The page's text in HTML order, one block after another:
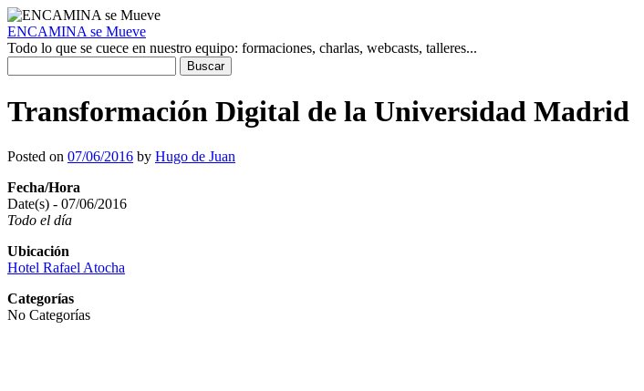
ENCAMINA se Mueve
Todo lo que se cuece en nuestro equipo: formaciones, charlas, webcasts, talleres...
Transformación Digital de la Universidad Madrid
Posted on 07/06/2016 by Hugo de Juan
Fecha/Hora
Date(s) - 07/06/2016
Todo el día
Ubicación
Hotel Rafael Atocha
Categorías
No Categorías